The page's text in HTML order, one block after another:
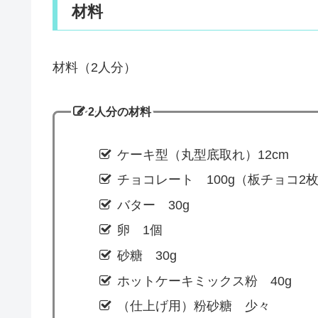
材料
材料（2人分）
2人分の材料
ケーキ型（丸型底取れ）12cm
チョコレート 100g（板チョコ2
バター 30g
卵 1個
砂糖 30g
ホットケーキミックス粉 40g
（仕上げ用）粉砂糖 少々